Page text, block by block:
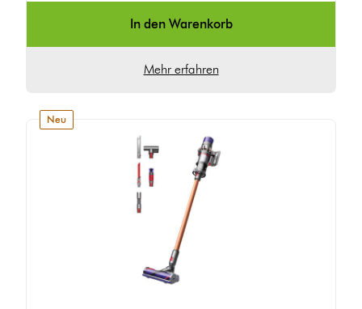
In den Warenkorb
Mehr erfahren
neu